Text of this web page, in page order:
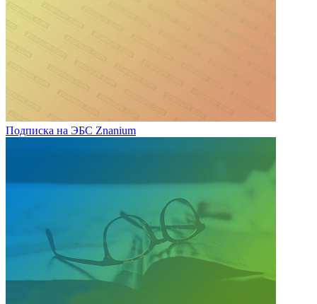
Подписка на ЭБС Znanium